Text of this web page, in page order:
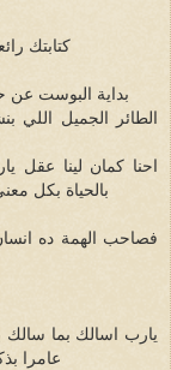
كتابتك
بداية البوست عن
الطائر الجميل
احنا كمان لينا عقل
بالحياة بكل
فصاحب الهمة ده
يارب اسالك بما
عامرا